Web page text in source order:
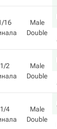
16
Male
Double
1/2
Male
Double
1/4
Male
Double